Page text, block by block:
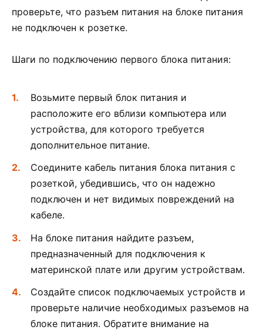
проверьте, что разъем питания на блоке питания
не подключен к розетке.
Шаги по подключению первого блока питания:
Возьмите первый блок питания и
расположите его вблизи компьютера или
устройства, для которого требуется
дополнительное питание.
Соедините кабель питания блока питания с
розеткой, убедившись, что он надежно
подключен и нет видимых повреждений на
кабеле.
На блоке питания найдите разъем,
предназначенный для подключения к
материнской плате или другим устройствам.
Создайте список подключаемых устройств и
проверьте наличие необходимых разъемов на
блоке питания. Обратите внимание на